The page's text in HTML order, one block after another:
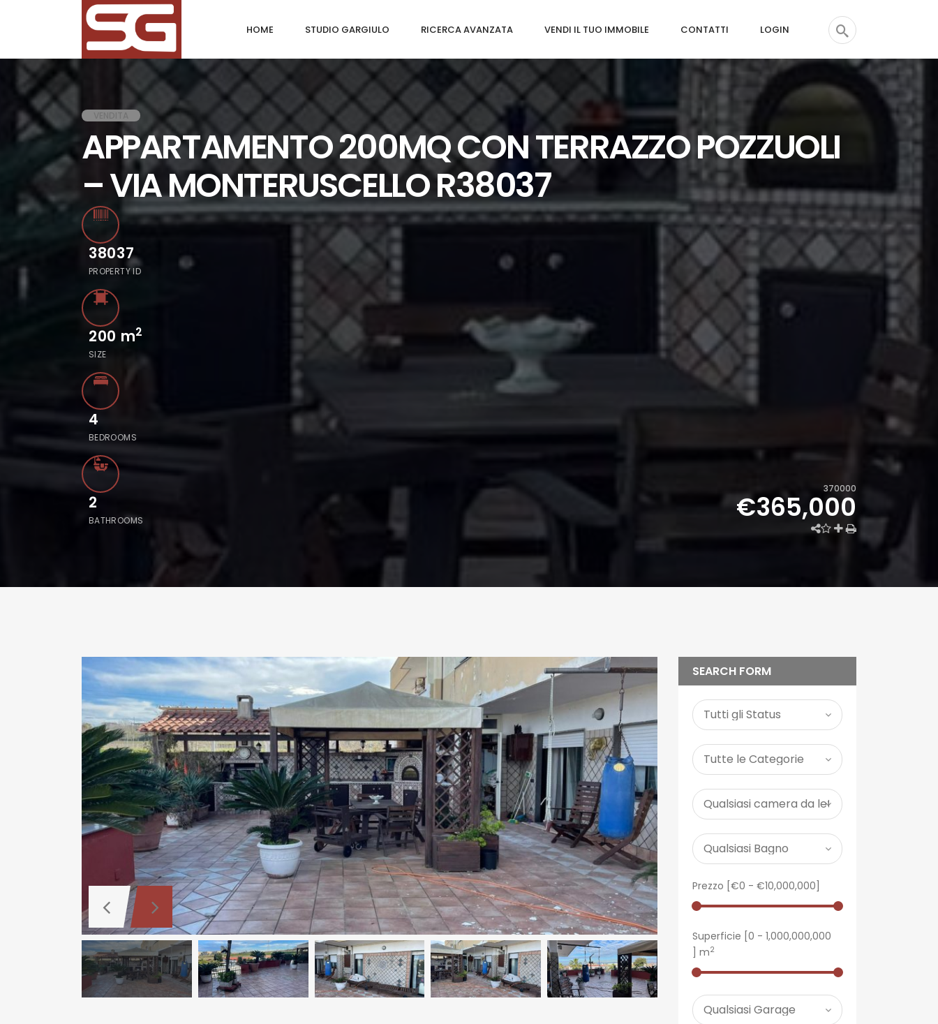
HOME STUDIO GARGIULO RICERCA AVANZATA VENDI IL TUO IMMOBILE CONTATTI LOGIN
APPARTAMENTO 200MQ CON TERRAZZO POZZUOLI
– VIA MONTERUSCELLO R38037
38037
PROPERTY ID
200 m2
SIZE
4
BEDROOMS
2
BATHROOMS
370000
€365,000
SEARCH FORM
Prezzo [ €0 - €10,000,000
Superficie [ 0 - 1,000,000,000
] m2